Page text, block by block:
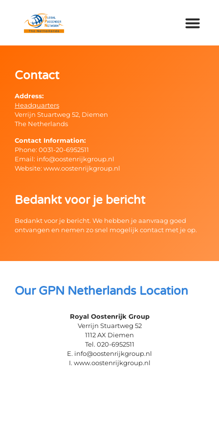
Contact
Address:
Headquarters
Verrijn Stuartweg 52, Diemen
The Netherlands
Contact Information:
Phone: 0031-20-6952511
Email: info@oostenrijkgroup.nl
Website: www.oostenrijkgroup.nl
Bedankt voor je bericht
Bedankt voor je bericht. We hebben je aanvraag goed
ontvangen en nemen zo snel mogelijk contact met je op.
Our GPN Netherlands Location
Royal Oostenrijk Group
Verrijn Stuartweg 52
1112 AX Diemen
Tel. 020-6952511
E. info@oostenrijkgroup.nl
I. www.oostenrijkgroup.nl